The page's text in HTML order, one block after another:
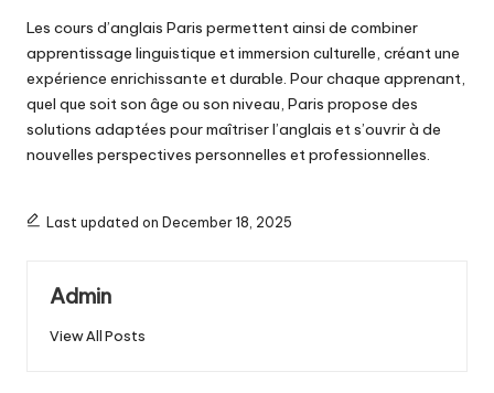
Les cours d’anglais Paris permettent ainsi de combiner
apprentissage linguistique et immersion culturelle, créant une
expérience enrichissante et durable. Pour chaque apprenant,
quel que soit son âge ou son niveau, Paris propose des
solutions adaptées pour maîtriser l’anglais et s’ouvrir à de
nouvelles perspectives personnelles et professionnelles.
Last updated on December 18, 2025
Admin
View All Posts